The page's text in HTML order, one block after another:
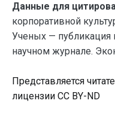
Данные для
корпоративной
Ученых — публикация
научном журнале.
Представляется
лицензии CC BY-ND